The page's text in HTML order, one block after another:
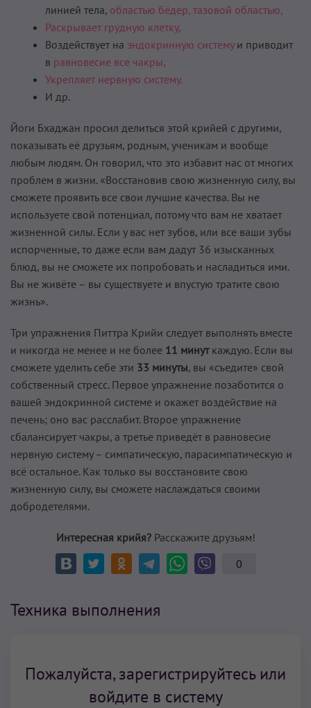
линией тела, областью бёдер, тазовой областью,
Раскрывает грудную клетку,
Воздействует на эндокринную системуи приводит
в равновесие все чакры,
Укрепляет нервную систему.
И др.
Йоги Бхаджан просил делиться этой крийей с другими,
показывать её друзьям, родным, ученикам и вообще
любым людям. Он говорил, что это избавит нас от многих
проблем в жизни. «Восстановив свою жизненную силу, вы
сможете проявить все свои лучшие качества. Вы не
используете свой потенциал, потому что вам не хватает
жизненной силы. Если у вас нет зубов, или все ваши зубы
испорченные, то даже если вам дадут 36 изысканных
блюд, вы не сможете их попробовать и насладиться ими.
Вы не живёте – вы существуете и впустую тратите свою
жизнь».
Три упражнения Питтра Крийи следует выполнять вместе
и никогда не менее и не более 11 минуткаждую. Если вы
сможете уделить себе эти 33 минуты, вы «съедите» свой
собственный стресс. Первое упражнение позаботится о
вашей эндокринной системе и окажет воздействие на
печень; оно вас расслабит. Второе упражнение
сбалансирует чакры, а третье приведёт в равновесие
нервную систему – симпатическую, парасимпатическую и
всё остальное. Как только вы восстановите свою
жизненную силу, вы сможете наслаждаться своими
добродетелями.
Интересная крийя?Расскажите друзьям!
0
Техника выполнения
Пожалуйста, зарегистрируйтесь или
войдите в систему